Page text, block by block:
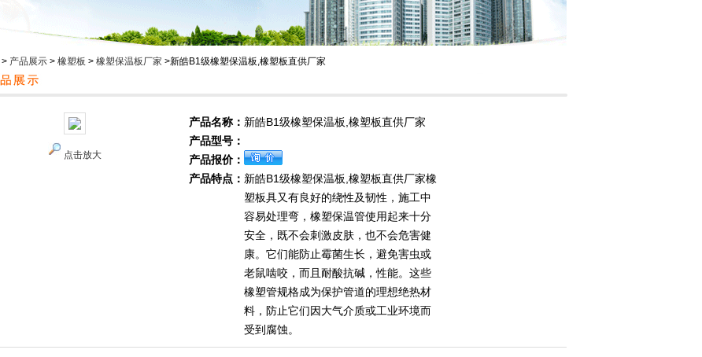
> 产品展示 > 橡塑板 > 橡塑保温板厂家 >新皓B1级橡塑保温板,橡塑板直供厂家
点击放大
产品名称： 新皓B1级橡塑保温板,橡塑板直供厂家
产品型号：
产品报价：
产品特点： 新皓B1级橡塑保温板,橡塑板直供厂家橡
塑板具又有良好的绕性及韧性，施工中
容易处理弯，橡塑保温管使用起来十分
安全，既不会刺激皮肤，也不会危害健
康。它们能防止霉菌生长，避免害虫或
老鼠啮咬，而且耐酸抗碱，性能。这些
橡塑管规格成为保护管道的理想绝热材
料，防止它们因大气介质或工业环境而
受到腐蚀。